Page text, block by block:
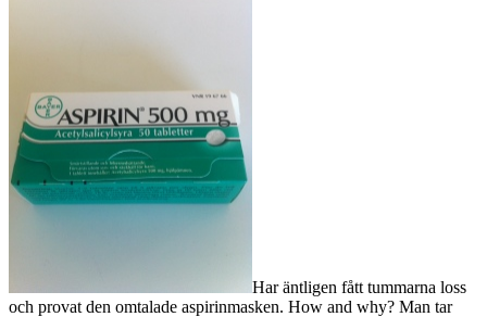
Har äntligen fått tummarna loss
och provat den omtalade aspirinmasken. How and why? Man tar